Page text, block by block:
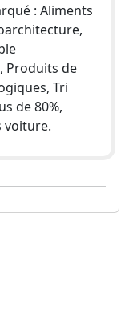
: Aliments
Produits de
Tri
de 80%,
voiture.